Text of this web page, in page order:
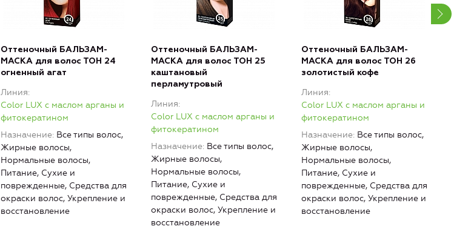
Оттеночный БАЛЬЗАМ-
МАСКА для волос ТОН 24
огненный агат
Линия
Color LUX с маслом арганы и
фитокератином
Назначение Все типы волос,
Жирные волосы,
Нормальные волосы,
Питание, Сухие и
поврежденные, Средства для
окраски волос, Укрепление и
восстановление
Оттеночный БАЛЬЗАМ-
МАСКА для волос ТОН 25
каштановый
перламутровый
Линия
Color LUX с маслом арганы и
фитокератином
Назначение Все типы волос,
Жирные волосы,
Нормальные волосы,
Питание, Сухие и
поврежденные, Средства для
окраски волос, Укрепление и
восстановление
Оттеночный БАЛЬЗАМ-
МАСКА для волос ТОН 26
золотистый кофе
Линия
Color LUX с маслом арганы и
фитокератином
Назначение Все типы волос,
Жирные волосы,
Нормальные волосы,
Питание, Сухие и
поврежденные, Средства для
окраски волос, Укрепление и
восстановление